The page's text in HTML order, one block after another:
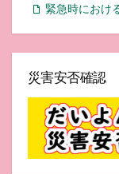
緊急時におけ
災害安否確認